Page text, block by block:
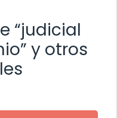
“judicial
y otros